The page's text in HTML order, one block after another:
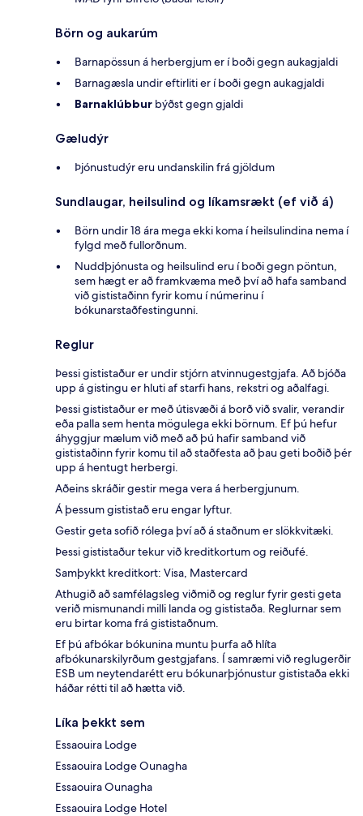
Börn og aukarúm
Barnapössun á herbergjum er í boði gegn aukagjaldi
Barnagæsla undir eftirliti er í boði gegn aukagjaldi
Barnaklúbbur býðst gegn gjaldi
Gæludýr
Þjónustudýr eru undanskilin frá gjöldum
Sundlaugar, heilsulind og líkamsrækt (ef við á)
Börn undir 18 ára mega ekki koma í heilsulindina nema í
fylgd með fullorðnum.
Nuddþjónusta og heilsulind eru í boði gegn pöntun,
sem hægt er að framkvæma með því að hafa samband
við gististaðinn fyrir komu í númerinu í
bókunarstaðfestingunni.
Reglur
Þessi gististaður er undir stjórn atvinnugestgjafa. Að bjóða
upp á gistingu er hluti af starfi hans, rekstri og aðalfagi.
Þessi gististaður er með útisvæði á borð við svalir, verandir
eða palla sem henta mögulega ekki börnum. Ef þú hefur
áhyggjur mælum við með að þú hafir samband við
gististaðinn fyrir komu til að staðfesta að þau geti boðið þér
upp á hentugt herbergi.
Aðeins skráðir gestir mega vera á herbergjunum.
Á þessum gististað eru engar lyftur.
Gestir geta sofið rólega því að á staðnum er slökkvitæki.
Þessi gististaður tekur við kreditkortum og reiðufé.
Samþykkt kreditkort: Visa, Mastercard
Athugið að samfélagsleg viðmið og reglur fyrir gesti geta
verið mismunandi milli landa og gististaða. Reglurnar sem
eru birtar koma frá gististaðnum.
Ef þú afbókar bókunina muntu þurfa að hlíta
afbókunarskilyrðum gestgjafans. Í samræmi við reglugerðir
ESB um neytendarétt eru bókunarþjónustur gististaða ekki
háðar rétti til að hætta við.
Líka þekkt sem
Essaouira Lodge
Essaouira Lodge Ounagha
Essaouira Ounagha
Essaouira Lodge Hotel